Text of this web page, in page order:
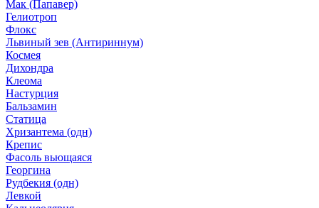
Мак (Папавер)
Гелиотроп
Флокс
Львиный зев (Антириннум)
Космея
Дихондра
Клеома
Настурция
Бальзамин
Статица
Хризантема (одн)
Крепис
Фасоль вьющаяся
Георгина
Рудбекия (одн)
Левкой